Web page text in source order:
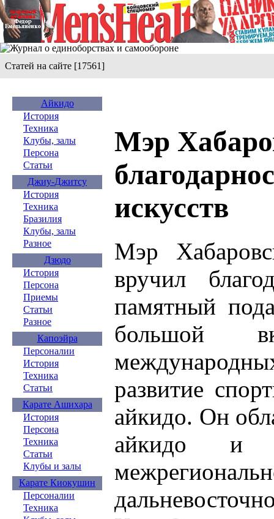
Статей на сайте [17561]
Айкидо
История
Техника
Клубы, залы
Персона
Статьи
Джиу-Джитсу
История
Техника
Бразилия
Клубы, залы
Разное
Дзюдо
История
Персона
Приемы
Статьи
Разное
Капоэйра
Персоналии
История
Техника
Статьи
Карате Ашихара
История
Персона
Техника
Статьи
Клубы и залы
Карате Киокушин
Персоналии
Техника
Мэр
искусств
Мэр
вручил
памятный
большой
развитие
айкидо. Он
айкидо и